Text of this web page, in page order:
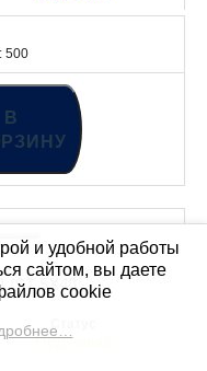
500
В
ST 5X40
Под заказ
и удобной работы
сайтом, вы даете
cookie